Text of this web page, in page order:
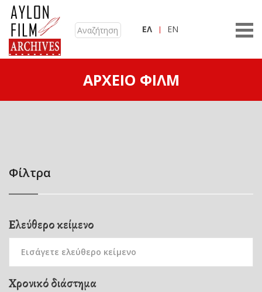
ΕΛ EN
ΑΡΧΕΊΟ ΦΙΛΜ
Φίλτρα
Ελεύθερο κείμενο
Χρονικό διάστημα